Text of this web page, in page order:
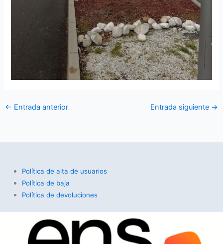
← Entrada anterior Entrada siguiente →
Política de alta de usuarios
Política de baja
Política de devoluciones